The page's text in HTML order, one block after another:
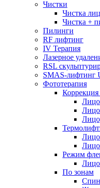
Чистки
Чистка
Чистка +
Пилинги
RF лифтинг
IV Терапия
Лазерное
RSL
SMAS-лифтинг
Фототерапия
Лицо
Лицо
Режим
Лицо
По зонам